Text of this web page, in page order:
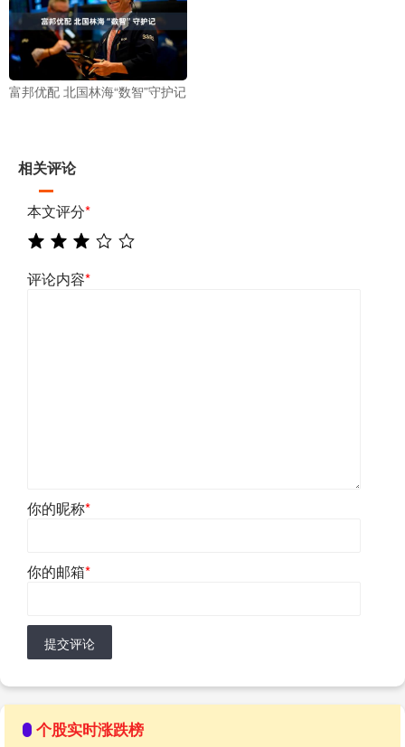
富邦优配 北国林海“数智”守护记
相关评论
本文评分*
评论内容*
你的昵称*
你的邮箱*
提交评论
个股实时涨跌榜